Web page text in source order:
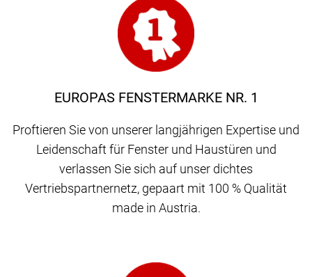
EUROPAS FENSTERMARKE NR. 1
Proftieren Sie von unserer langjährigen Expertise und
Leidenschaft für Fenster und Haustüren und
verlassen Sie sich auf unser dichtes
Vertriebspartnernetz, gepaart mit 100 % Qualität
made in Austria.